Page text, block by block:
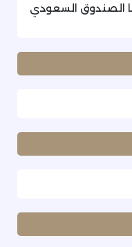
الصندوق السعودي